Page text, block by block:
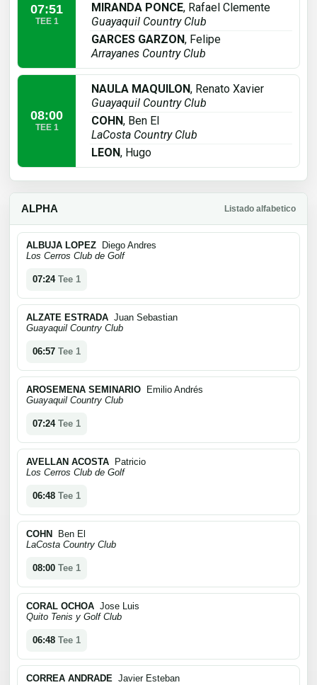
07:51
TEE 1
MIRANDA PONCE, Rafael Clemente
Guayaquil Country Club
GARCES GARZON, Felipe
Arrayanes Country Club
08:00
TEE 1
NAULA MAQUILON, Renato Xavier
Guayaquil Country Club
COHN, Ben El
LaCosta Country Club
LEON, Hugo
ALPHA Listado alfabetico
ALBUJA LOPEZ Diego Andres
Los Cerros Club de Golf
07:24 Tee 1
ALZATE ESTRADA Juan Sebastian
Guayaquil Country Club
06:57 Tee 1
AROSEMENA SEMINARIO Emilio Andrés
Guayaquil Country Club
07:24 Tee 1
AVELLAN ACOSTA Patricio
Los Cerros Club de Golf
06:48 Tee 1
COHN
Ben El
LaCosta Country Club
08:00 Tee 1
CORAL OCHOA Jose Luis
Quito Tenis y Golf Club
06:48 Tee 1
CORREA ANDRADE Javier Esteban